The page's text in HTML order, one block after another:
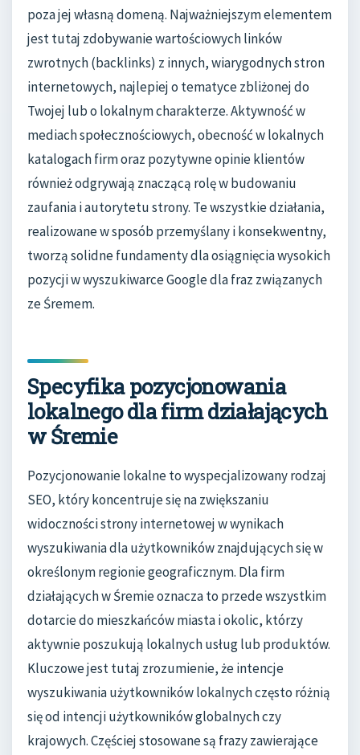
poza jej własną domeną. Najważniejszym elementem
jest tutaj zdobywanie wartościowych linków
zwrotnych (backlinks) z innych, wiarygodnych stron
internetowych, najlepiej o tematyce zbliżonej do
Twojej lub o lokalnym charakterze. Aktywność w
mediach społecznościowych, obecność w lokalnych
katalogach firm oraz pozytywne opinie klientów
również odgrywają znaczącą rolę w budowaniu
zaufania i autorytetu strony. Te wszystkie działania,
realizowane w sposób przemyślany i konsekwentny,
tworzą solidne fundamenty dla osiągnięcia wysokich
pozycji w wyszukiwarce Google dla fraz związanych
ze Śremem.
Specyfika pozycjonowania
lokalnego dla firm działających
w Śremie
Pozycjonowanie lokalne to wyspecjalizowany rodzaj
SEO, który koncentruje się na zwiększaniu
widoczności strony internetowej w wynikach
wyszukiwania dla użytkowników znajdujących się w
określonym regionie geograficznym. Dla firm
działających w Śremie oznacza to przede wszystkim
dotarcie do mieszkańców miasta i okolic, którzy
aktywnie poszukują lokalnych usług lub produktów.
Kluczowe jest tutaj zrozumienie, że intencje
wyszukiwania użytkowników lokalnych często różnią
się od intencji użytkowników globalnych czy
krajowych. Częściej stosowane są frazy zawierające